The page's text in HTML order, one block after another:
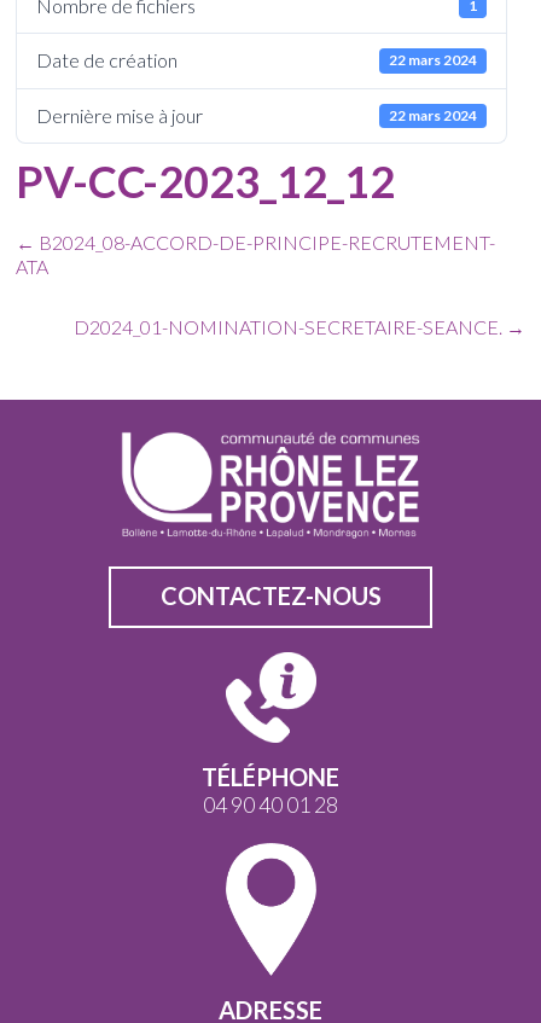
Nombre de fichiers 1
Date de création 22 mars 2024
Dernière mise à jour 22 mars 2024
PV-CC-2023_12_12
← B2024_08-ACCORD-DE-PRINCIPE-RECRUTEMENT-
ATA
D2024_01-NOMINATION-SECRETAIRE-SEANCE. →
CONTACTEZ-NOUS
TÉLÉPHONE
04 90 40 01 28
ADRESSE